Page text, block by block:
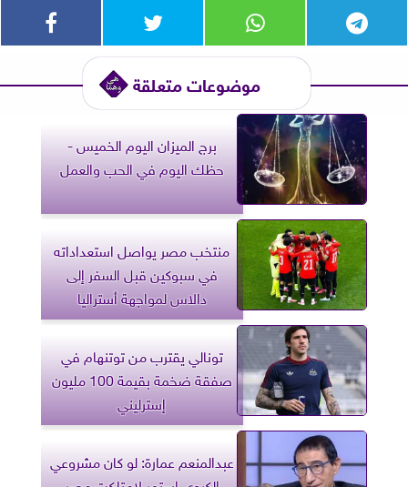
موضوعات متعلقة
برج الميزان اليوم الخميس -
حظك اليوم في الحب والعمل
منتخب مصر يواصل استعداداته
في سبوكين قبل السفر إلى
دالاس لمواجهة أستراليا
تونالي يقترب من توتنهام في
صفقة ضخمة بقيمة 100 مليون
إسترليني
عبدالمنعم عمارة: لو كان مشروعي